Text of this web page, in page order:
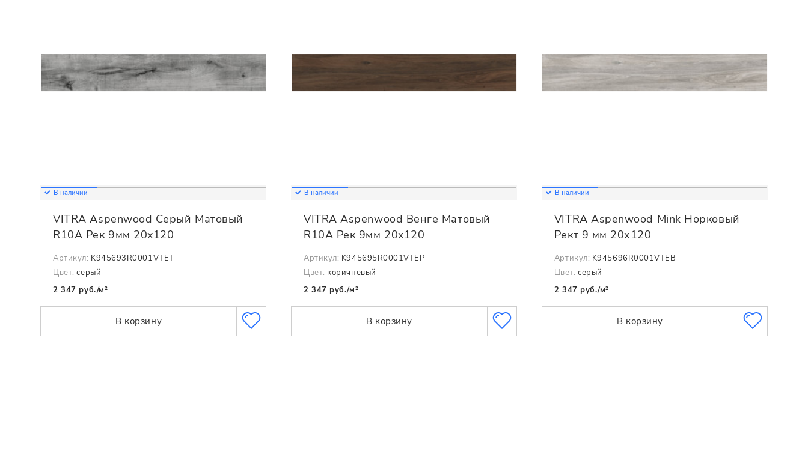
В наличии
VITRA Aspenwood Серый Матовый
R10A Рек 9мм 20x120
Артикул: K945693R0001VTET
Цвет: серый
2 347 руб./м²
В корзину
В наличии
VITRA Aspenwood Венге Матовый
R10A Рек 9мм 20x120
Артикул: K945695R0001VTEP
Цвет: коричневый
2 347 руб./м²
В корзину
В наличии
VITRA Aspenwood Mink Норковый
Рект 9 мм 20х120
Артикул: K945696R0001VTEB
Цвет: серый
2 347 руб./м²
В корзину